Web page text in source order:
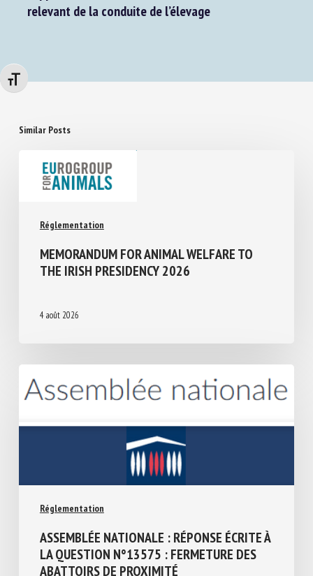
Changer la taille de la police
relevant de la conduite de l’élevage
Similar Posts
Réglementation
MEMORANDUM FOR ANIMAL WELFARE TO
THE IRISH PRESIDENCY 2026
4 août 2026
Réglementation
ASSEMBLÉE NATIONALE : RÉPONSE ÉCRITE
À LA QUESTION N°13575 : FERMETURE
DES ABATTOIRS DE PROXIMITÉ